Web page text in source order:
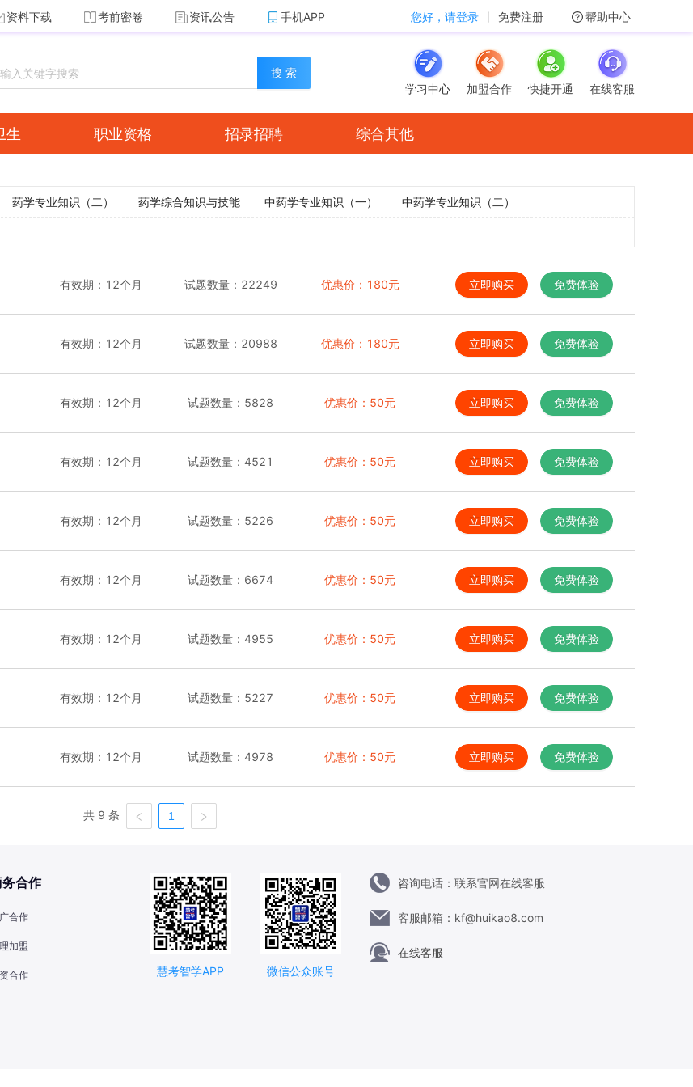
资料下载 考前密卷 资讯公告 手机APP 您好，请登录 丨 免费注册 帮助中心
搜 索
学习中心
加盟合作 快捷开通 在线客服
生 职业资格 招录招聘 综合其他
药学专业知识（二） 药学综合知识与技能 中药学专业知识（一） 中药学专业知识（二）
有效期： 12个月 试题数量： 22249 优惠价： 180元 立即购买 免费体验
有效期： 12个月 试题数量： 20988 优惠价： 180元 立即购买 免费体验
有效期： 12个月 试题数量： 5828 优惠价： 50元 立即购买 免费体验
有效期： 12个月 试题数量： 4521 优惠价： 50元 立即购买 免费体验
有效期： 12个月 试题数量： 5226 优惠价： 50元 立即购买 免费体验
有效期： 12个月 试题数量： 6674 优惠价： 50元 立即购买 免费体验
有效期： 12个月 试题数量： 4955 优惠价： 50元 立即购买 免费体验
有效期： 12个月 试题数量： 5227 优惠价： 50元 立即购买 免费体验
有效期： 12个月 试题数量： 4978 优惠价： 50元 立即购买 免费体验
共 9 条 1
务合作
合作
加盟
合作 慧考智学APP 微信公众账号
咨询电话： 联系官网在线客服
客服邮箱： kf@huikao8.com
在线客服